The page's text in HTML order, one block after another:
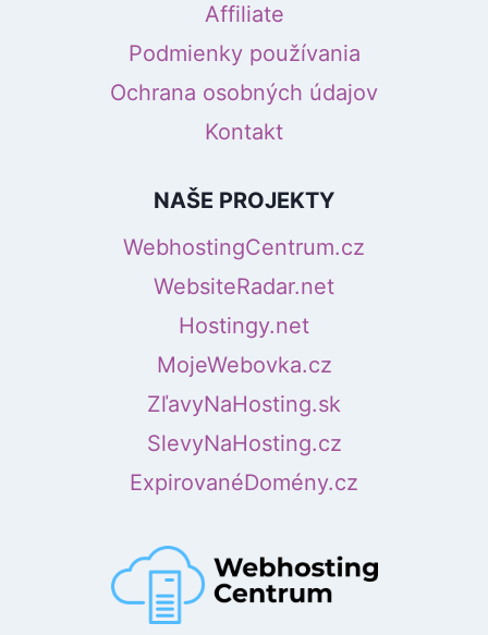
Affiliate
Podmienky používania
Ochrana osobných údajov
Kontakt
NAŠE PROJEKTY
WebhostingCentrum.cz
WebsiteRadar.net
Hostingy.net
MojeWebovka.cz
ZľavyNaHosting.sk
SlevyNaHosting.cz
ExpirovanéDomény.cz